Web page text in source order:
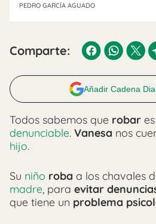
PEDRO GARCÍA AGUADO
Comparte:
Añadir Cadena
Todos sabemos que robar
denunciable. Vanesa nos
hijo.
Su niño roba a los chavales
madre, para evitar
que tiene un problema